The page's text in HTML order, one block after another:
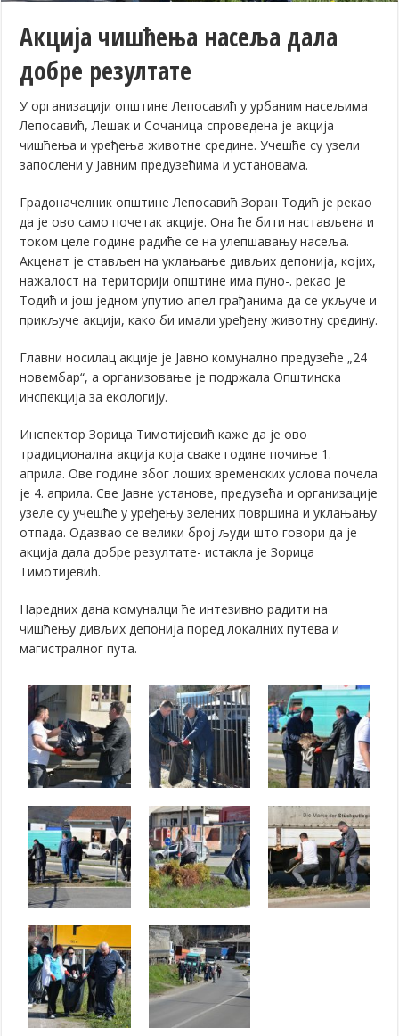
Акција чишћења насеља дала
добре резултате
У организацији општине Лепосавић у урбаним насељима
Лепосавић, Лешак и Сочаница спроведена је акција
чишћења и уређења животне средине. Учешће су узели
запослени у Јавним предузећима и установама.
Градоначелник општине Лепосавић Зоран Тодић је рекао
да је ово само почетак акције. Она ће бити настављена и
током целе године радиће се на улепшавању насеља.
Акценат је стављен на уклањање дивљих депонија, којих,
нажалост на територији општине има пуно-. рекао је
Тодић и још једном упутио апел грађанима да се укључе и
прикључе акцији, како би имали уређену животну средину.
Главни носилац акције је Јавно комунално предузеће „24
новембар“, а организовање је подржала Општинска
инспекција за екологију.
Инспектор Зорица Тимотијевић каже да је ово
традиционална акција која сваке године почиње 1.
априла. Ове године због лоших временских услова почела
је 4. априла. Све Јавне установе, предузећа и организације
узеле су учешће у уређењу зелених површина и уклањању
отпада. Одазвао се велики број људи што говори да је
акција дала добре резултате- истакла је Зорица
Тимотијевић.
Наредних дана комуналци ће интезивно радити на
чишћењу дивљих депонија поред локалних путева и
магистралног пута.